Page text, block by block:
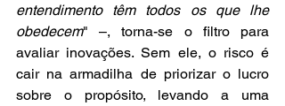
entendimento têm todos os que lhe
obedecem" –, torna-se o filtro para
avaliar inovações. Sem ele, o risco é
cair na armadilha de priorizar o lucro
sobre o propósito, levando a uma